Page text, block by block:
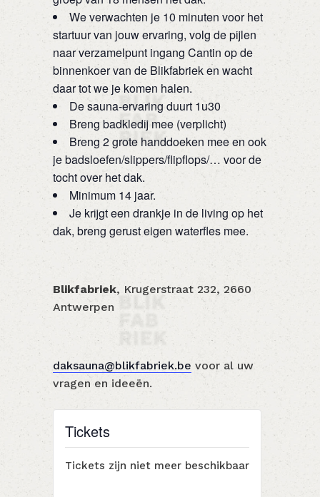
We verwachten je 10 minuten voor het
startuur van jouw ervaring, volg de pijlen
naar verzamelpunt ingang Cantin op de
binnenkoer van de Blikfabriek en wacht
daar tot we je komen halen.
De sauna-ervaring duurt 1u30
Breng badkledij mee (verplicht)
Breng 2 grote handdoeken mee en ook
je badsloefen/slippers/flipflops/… voor de
tocht over het dak.
Minimum 14 jaar.
Je krijgt een drankje in de living op het
dak, breng gerust eigen waterfles mee.
Blikfabriek, Krugerstraat 232, 2660
Antwerpen
daksauna@blikfabriek.be voor al uw
vragen en ideeën.
Tickets
Tickets zijn niet meer beschikbaar